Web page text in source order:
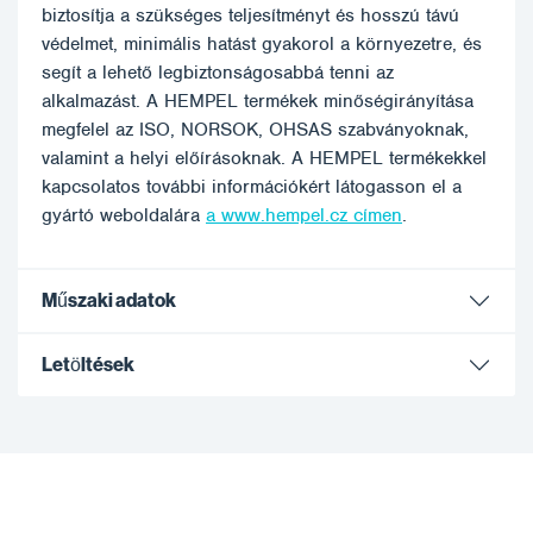
biztosítja a szükséges teljesítményt és hosszú távú
védelmet, minimális hatást gyakorol a környezetre, és
segít a lehető legbiztonságosabbá tenni az
alkalmazást. A HEMPEL termékek minőségirányítása
megfelel az ISO, NORSOK, OHSAS szabványoknak,
valamint a helyi előírásoknak. A HEMPEL termékekkel
kapcsolatos további információkért látogasson el a
gyártó weboldalára a www.hempel.cz címen.
Műszaki adatok
Letöltések